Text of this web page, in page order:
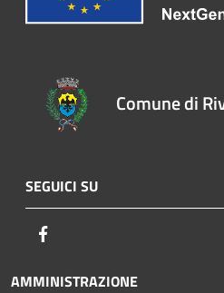
Comune di
SEGUICI SU
AMMINISTRAZIONE